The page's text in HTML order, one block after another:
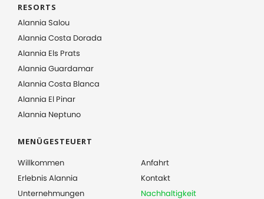
RESORTS
Alannia Salou
Alannia Costa Dorada
Alannia Els Prats
Alannia Guardamar
Alannia Costa Blanca
Alannia El Pinar
Alannia Neptuno
MENÜGESTEUERT
Willkommen
Erlebnis Alannia
Unternehmungen
Anfahrt
Kontakt
Nachhaltigkeit